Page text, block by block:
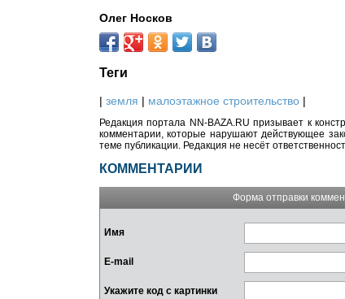
Олег Носков
Теги
| земля | малоэтажное строительство |
Редакция портала NN-BAZA.RU призывает к
комментарии, которые нарушают действующее
теме публикации. Редакция не несёт
КОММЕНТАРИИ
Форма отправки
Имя
E-mail
Укажите код с картинки